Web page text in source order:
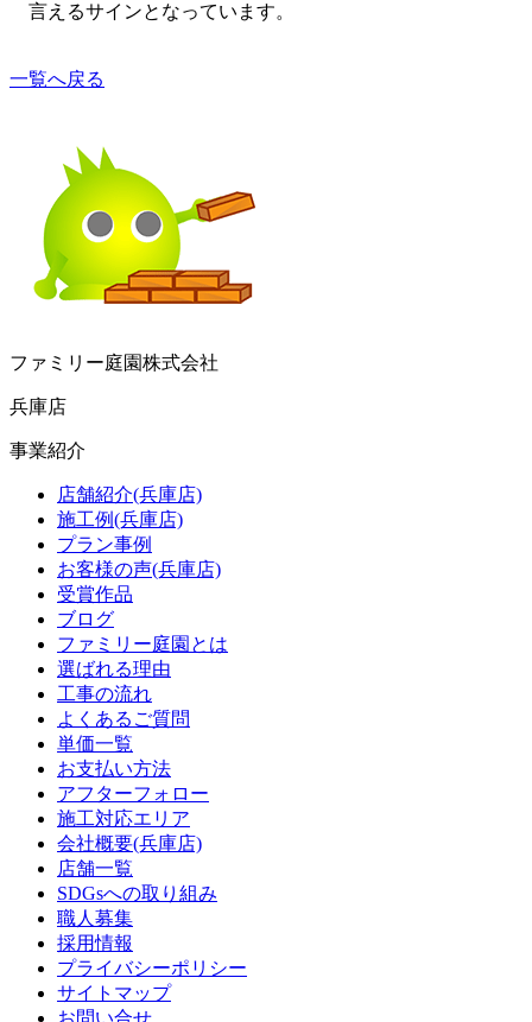
言えるサインとなっています。
一覧へ戻る
ファミリー庭園株式会社
兵庫店
事業紹介
店舗紹介(兵庫店)
施工例(兵庫店)
プラン事例
お客様の声(兵庫店)
受賞作品
ブログ
ファミリー庭園とは
選ばれる理由
工事の流れ
よくあるご質問
単価一覧
お支払い方法
アフターフォロー
施工対応エリア
会社概要(兵庫店)
店舗一覧
SDGsへの取り組み
職人募集
採用情報
プライバシーポリシー
サイトマップ